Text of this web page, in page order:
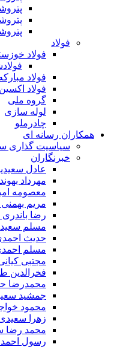
فولاد
فولاد
فولاد
فولاد اکسین
گروه ملی
لوله سازی
چادرملو
همکاران رسانه ای
سیاسیت گذاری
خبرنگاران
عادل
مهرداد
معصومه
مریم
رضا باندری
مسلم
حدیث
مسلم
مجتبی
فخرالدین
محمدرضا
جمشید
محمود
زهرا سعیدی
محمد رضا
رسول